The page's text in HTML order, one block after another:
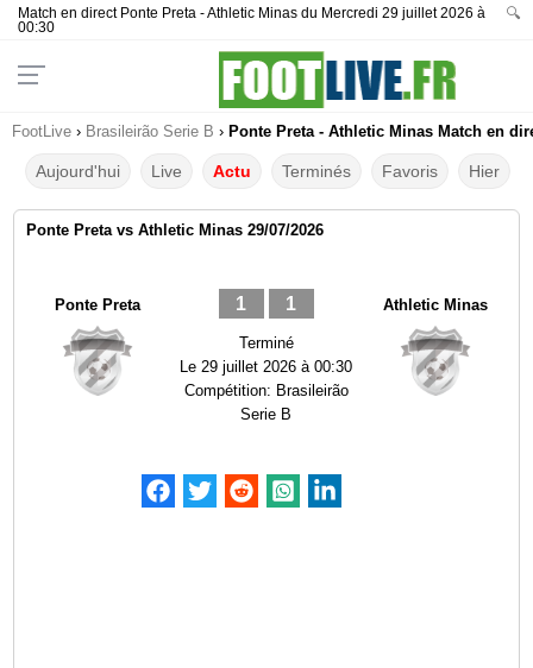
Match en direct Ponte Preta - Athletic Minas du Mercredi 29 juillet 2026 à
00:30
🔍
FootLive › Brasileirão Serie B › Ponte Preta - Athletic Minas Match en
Aujourd'hui Live Actu Terminés Favoris Hier
Ponte Preta vs Athletic Minas 29/07/2026
Ponte Preta 1 1
Terminé
Le29 juillet 2026 à 00:30
Compétition: Brasileirão
Serie B
Athletic Minas